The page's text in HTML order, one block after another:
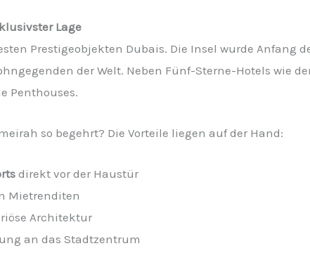
Lage
Prestigeobjekten Dubais. Die Insel wurde Anfang
der Welt. Neben Fünf-Sterne-Hotels wie
Penthouses.
so begehrt? Die Vorteile liegen auf der Hand:
direkt vor der Haustür
Mietrenditen
Architektur
an das Stadtzentrum